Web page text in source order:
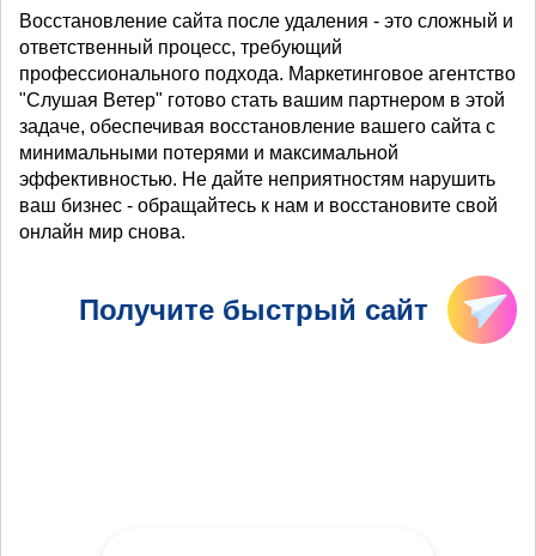
Восстановление сайта после удаления - это сложный и
ответственный процесс, требующий
профессионального подхода. Маркетинговое агентство
"Слушая Ветер" готово стать вашим партнером в этой
задаче, обеспечивая восстановление вашего сайта с
минимальными потерями и максимальной
эффективностью. Не дайте неприятностям нарушить
ваш бизнес - обращайтесь к нам и восстановите свой
онлайн мир снова.
Получите быстрый сайт